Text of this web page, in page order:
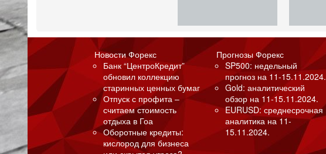
Новости Форекс
Банк “ЦентроКредит”
обновил коллекцию
старинных ценных бумаг
Отпуск с профита –
считаем стоимость
отдыха в Гоа
Оборотные кредиты:
кислород для бизнеса
Прогнозы Форекс
SP500: недельный
прогноз на 11-15.11.2024.
Gold: аналитический
обзор на 11-15.11.2024.
EURUSD: среднесрочная
аналитика на 11-
15.11.2024.